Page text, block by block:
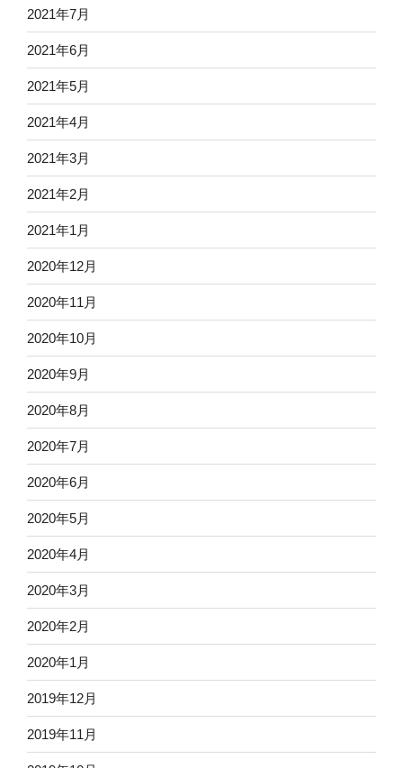
2021年7月
2021年6月
2021年5月
2021年4月
2021年3月
2021年2月
2021年1月
2020年12月
2020年11月
2020年10月
2020年9月
2020年8月
2020年7月
2020年6月
2020年5月
2020年4月
2020年3月
2020年2月
2020年1月
2019年12月
2019年11月